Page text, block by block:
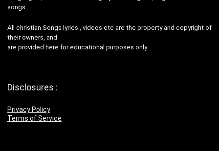
songs .
All christian Songs lyrics , videos etc are the property and copyright of
their owners, and
are provided here for educational purposes only.
Disclosures :
Privacy Policy
Terms of Service